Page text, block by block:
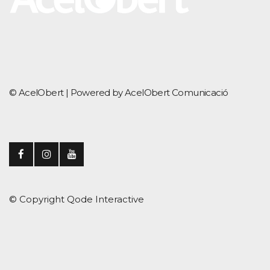
© AcelObert | Powered by AcelObert Comunicació
© Copyright Qode Interactive